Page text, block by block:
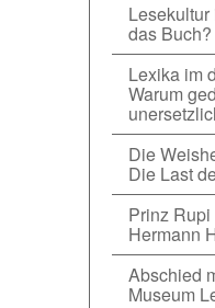
das Buch?
Lexika im
Warum
Die
Die Last
Prinz
Hermann
Abschied
Museum